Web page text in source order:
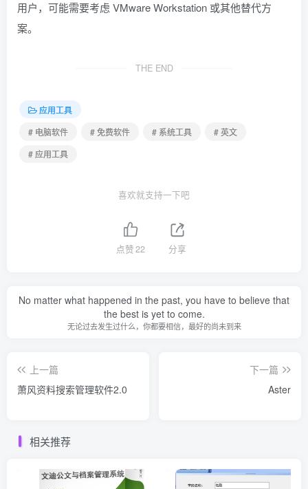
用户，可能需要考虑 VMware Workstation 或其他替代方
案。
THE END
应用工具
# 电脑软件
# 免费软件 # 系统工具
# 英文
# 应用工具
喜欢就支持一下吧
点赞22 分享
No matter what happened in the past, you have to believe that
the best is yet to come.
无论过去发生过什么，你都要相信，最好的尚未到来
上一篇
萧风资料搜索管理软件2.0
下一篇
Aster
相关推荐